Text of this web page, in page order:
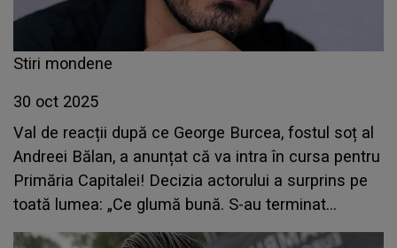
Stiri mondene
30 oct 2025
Val de reacții după ce George Burcea, fostul soț al
Andreei Bălan, a anunțat că va intra în cursa pentru
Primăria Capitalei! Decizia actorului a surprins pe
toată lumea: „Ce glumă bună. S-au terminat
filmele?”